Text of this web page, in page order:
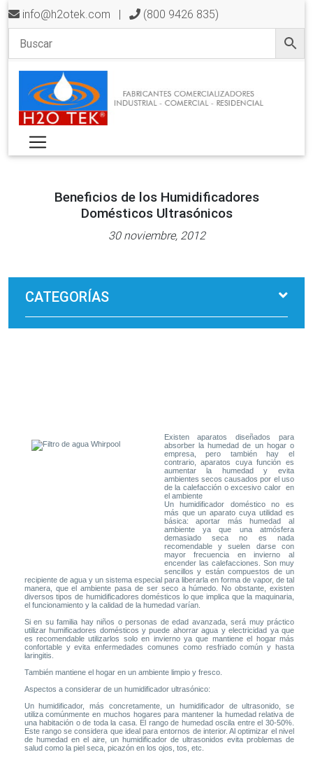
info@h2otek.com | (800 9426 835)
Beneficios de los Humidificadores
Domésticos Ultrasónicos
30 noviembre, 2012
CATEGORÍAS
Existen aparatos diseñados para
absorber la humedad de un hogar o
empresa, pero también hay el
contrario, aparatos cuya función es
aumentar la humedad y evita
ambientes secos causados por el uso
de la calefacción o excesivo calor en
el ambiente
Un humidificador doméstico no es
más que un aparato cuya utilidad es
básica: aportar más humedad al
ambiente ya que una atmósfera
demasiado seca no es nada
recomendable y suelen darse con
mayor frecuencia en invierno al
encender las calefacciones. Son muy
sencillos y están compuestos de un
recipiente de agua y un sistema especial para liberarla en forma de vapor, de tal
manera, que el ambiente pasa de ser seco a húmedo. No obstante, existen
diversos tipos de humidificadores domésticos lo que implica que la maquinaria,
el funcionamiento y la calidad de la humedad varían.
Si en su familia hay niños o personas de edad avanzada, será muy práctico
utilizar humificadores domésticos y puede ahorrar agua y electricidad ya que
es recomendable utilizarlos solo en invierno ya que mantiene el hogar más
confortable y evita enfermedades comunes como resfriado común y hasta
laringitis.
También mantiene el hogar en un ambiente limpio y fresco.
Aspectos a considerar de un humidificador ultrasónico:
Un humidificador, más concretamente, un humidificador de ultrasonido, se
utiliza comúnmente en muchos hogares para mantener la humedad relativa de
una habitación o de toda la casa. El rango de humedad oscila entre el 30-50%.
Este rango se considera que ideal para entornos de interior. Al optimizar el nivel
de humedad en el aire, un humidificador de ultrasonidos evita problemas de
salud como la piel seca, picazón en los ojos, tos, etc.